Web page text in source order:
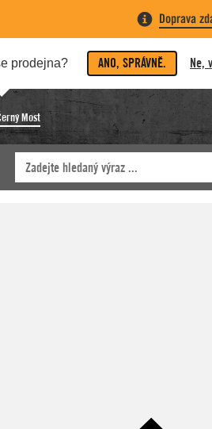
Doprava
prodejna? ANO, SPRÁVNĚ. Ne,
Most